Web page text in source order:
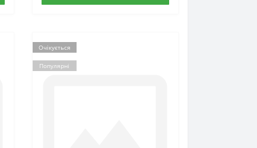
Очікується
Популярні